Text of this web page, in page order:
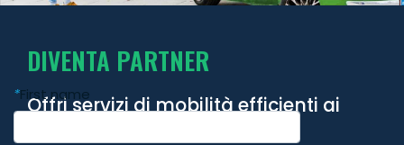
DIVENTA PARTNER
Offri servizi di mobilità efficienti ai
*First name